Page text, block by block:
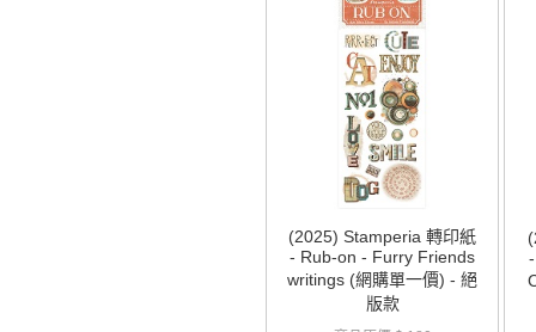
(2025) Stamperia 轉印紙
- Rub-on - Furry Friends
writings (網購單一價) - 絕
版款